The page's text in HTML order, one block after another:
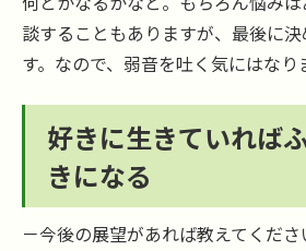
談することもありますが、最後に
す。なので、弱音を吐く気にはなり
好きに生きていれば
きになる
－今後の展望があれば教えてくださ